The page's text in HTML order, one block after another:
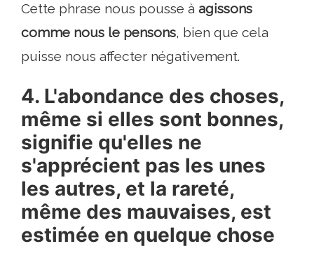
Cette phrase nous pousse à agissons
comme nous le pensons, bien que cela
puisse nous affecter négativement.
4. L'abondance des choses,
même si elles sont bonnes,
signifie qu'elles ne
s'apprécient pas les unes
les autres, et la rareté,
même des mauvaises, est
estimée en quelque chose